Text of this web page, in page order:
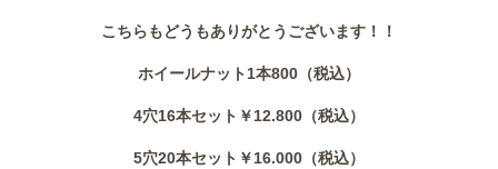
こちらもどうもありがとうございます！！
ホイールナット1本800（税込）
4穴16本セット￥12.800（税込）
5穴20本セット￥16.000（税込）